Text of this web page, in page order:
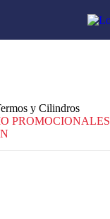
y Cilindros
PROMOCIONALES